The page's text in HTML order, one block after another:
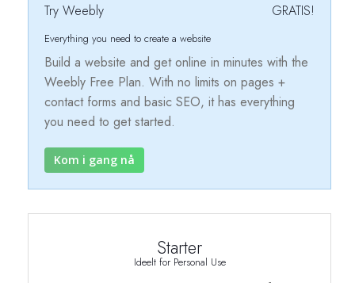
GRATIS!
Try Weebly
Everything you need to create a website
Build a website and get online in minutes with the
Weebly Free Plan. With no limits on pages +
contact forms and basic SEO, it has everything
you need to get started.
Kom i gang nå
Starter
Ideelt for Personal Use